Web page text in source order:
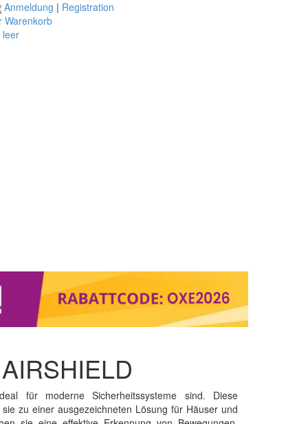
Anmeldung | Registration
Warenkorb
leer
für moderne Sicherheitssysteme sind. Diese
zu einer ausgezeichneten Lösung für Häuser und